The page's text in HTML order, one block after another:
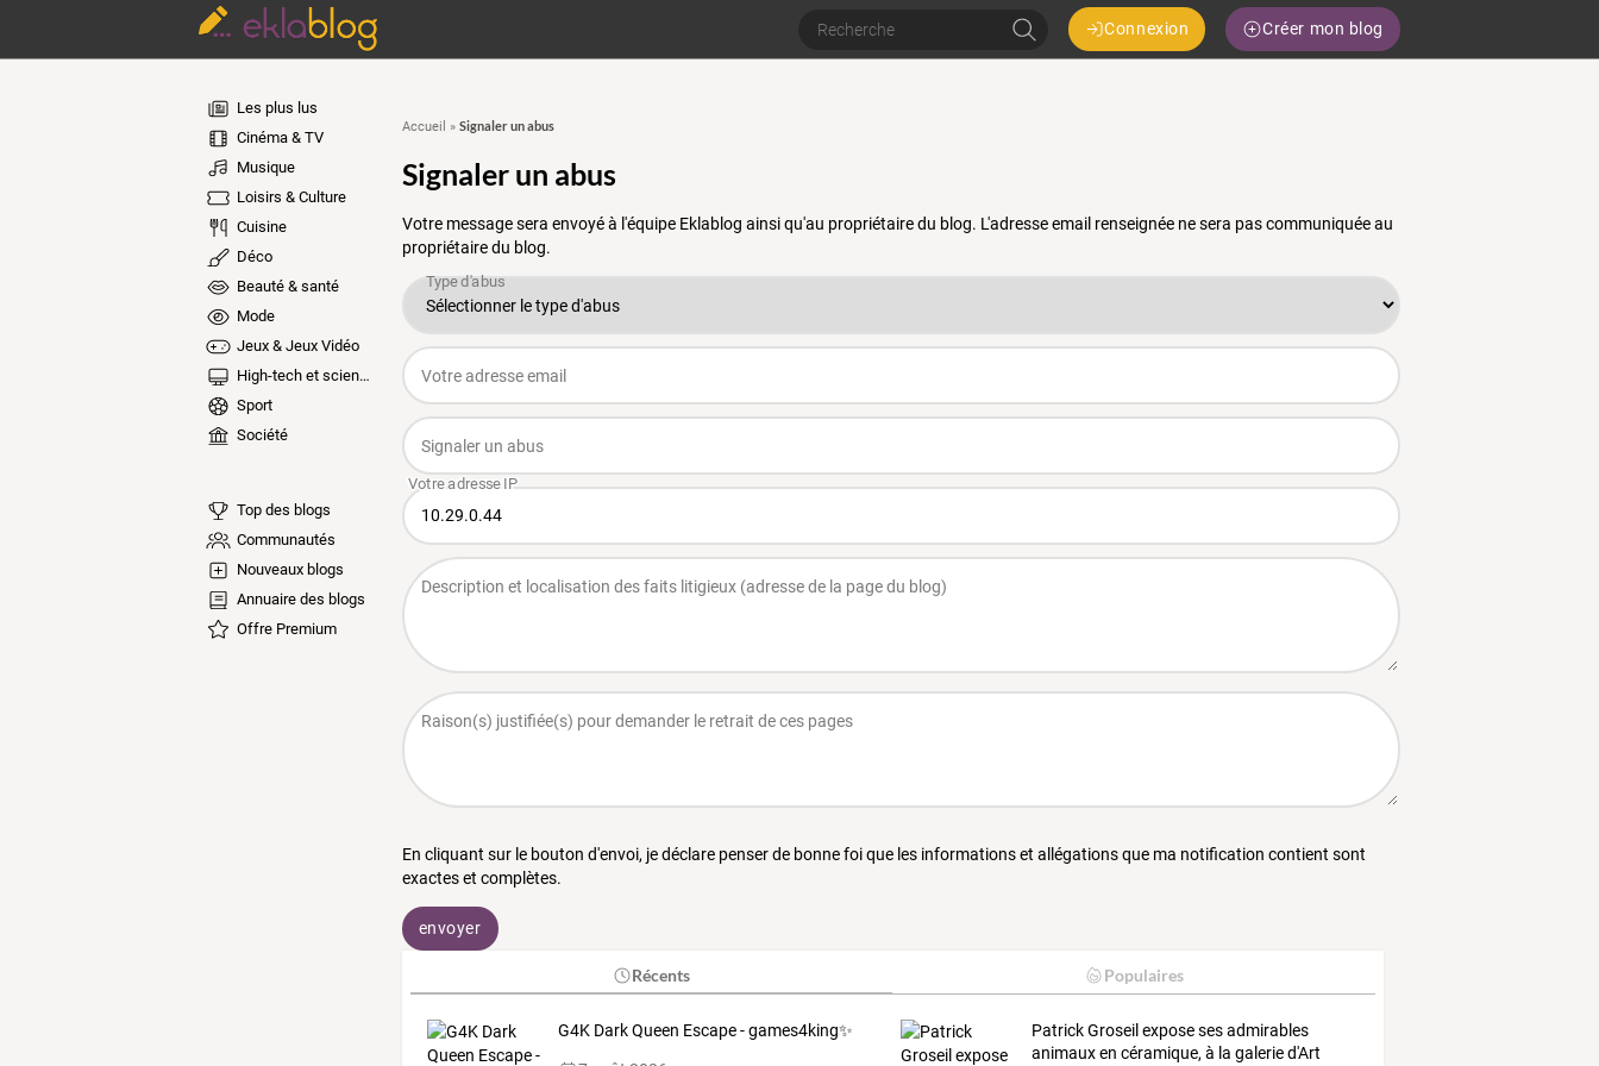
Connexion Créer mon blog
Les plus lus
Cinéma & TV
Musique
Loisirs & Culture
Cuisine
Déco
Beauté & santé
Mode
Jeux & Jeux Vidéo
High-tech et sciences
Sport
Société
Top des blogs
Communautés
Nouveaux blogs
Annuaire des blogs
Offre Premium
Accueil » Signaler un abus
Signaler un abus
Votre message sera envoyé à l'équipe Eklablog ainsi qu'au propriétaire du blog. L'adresse email renseignée ne sera pas communiquée au
propriétaire du blog.
En cliquant sur le bouton d'envoi, je déclare penser de bonne foi que les informations et allégations que ma notification contient sont
exactes et complètes.
envoyer
Récents Populaires
G4K Dark Queen Escape - games4king✨ PatrickGroseil exposesesadmirables
animauxen céramique, à la galeried'Art